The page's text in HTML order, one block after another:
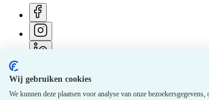
Wij gebruiken cookies
We kunnen deze plaatsen voor analyse van onze
© 2026 Elkerliek - Alle rechten voorbehouden